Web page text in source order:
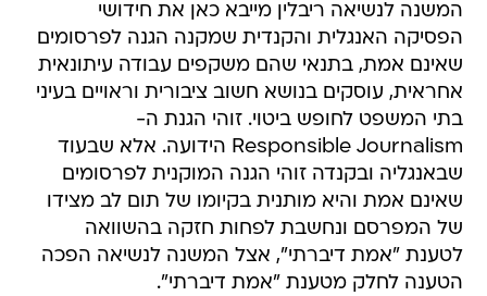
המשנה לנשיאה ריבלין מייבא כאן את חידושי
הפסיקה האנגלית והקנדית שמקנה הגנה לפרסומים
שאינם אמת, בתנאי שהם משקפים עבודה עיתונאית
אחראית, עוסקים בנושא חשוב ציבורית וראויים בעיני
בתי המשפט לחופש ביטוי. זוהי הגנת ה-
Responsible Journalism הידועה. אלא שבעוד
שבאנגליה ובקנדה זוהי הגנה המוקנית לפרסומים
שאינם אמת והיא מותנית בקיומו של תום לב מצידו
של המפרסם ונחשבת לפחות חזקה בהשוואה
לטענת "אמת דיברתי", אצל המשנה לנשיאה הפכה
הטענה לחלק מטענת "אמת דיברתי".